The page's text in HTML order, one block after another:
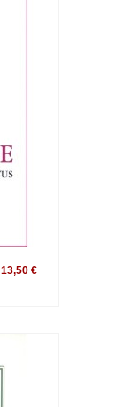
13,50 €